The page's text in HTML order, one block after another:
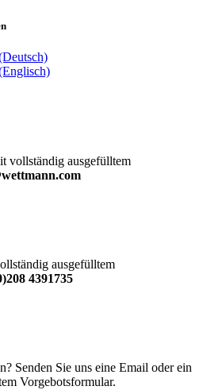
vollständig ausgefülltem
ausgefülltem
4391735
Senden Sie uns eine Email oder ein
Vorgebotsformular.